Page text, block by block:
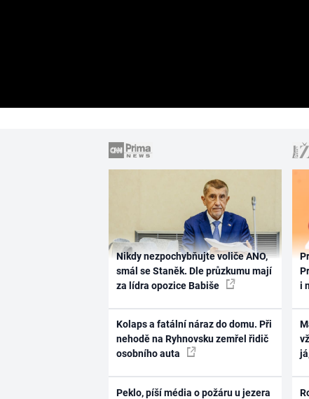
Nikdy nezpochybňujte voliče ANO,
smál se Staněk. Dle průzkumu mají
za lídra opozice Babiše
Kolaps a fatální náraz do domu. Při
nehodě na Ryhnovsku zemřel řidič
osobního auta
Peklo, píší média o požáru u jezera
i